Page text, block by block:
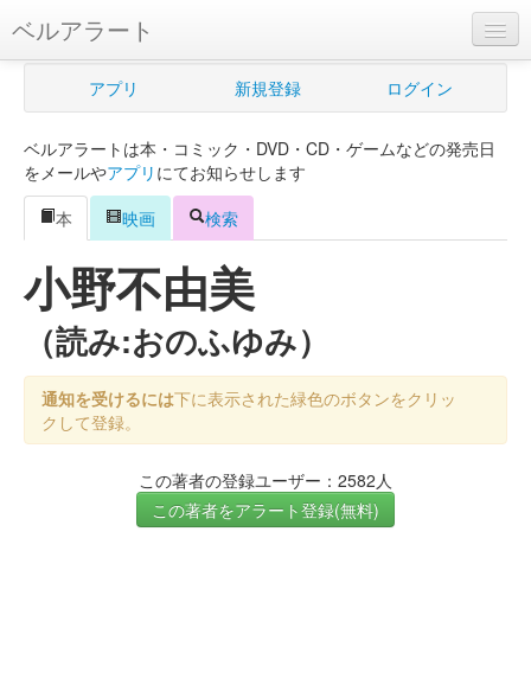
ベルアラート
ベルアラートとは
新規登録
ログイン
Myカレンダー
購入管理
Myシェルフ
プレミアム
アプリ 新規登録 ログイン
ベルアラートは本・コミック・DVD・CD・ゲームなどの発売日
をメールやアプリ にてお知らせします
本
映画 検索
小野不由美
（読み:おのふゆみ）
通知を受けるには下に表示された緑色のボタンをクリッ
クして登録。
この著者の登録ユーザー：2582人
この著者をアラート登録(無料)